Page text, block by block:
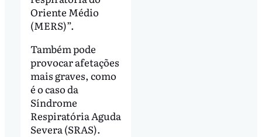
Oriente Médio
(MERS)”.
Também pode
provocar afetações
mais graves, como
é o caso da
Síndrome
Respiratória Aguda
Severa (SRAS).